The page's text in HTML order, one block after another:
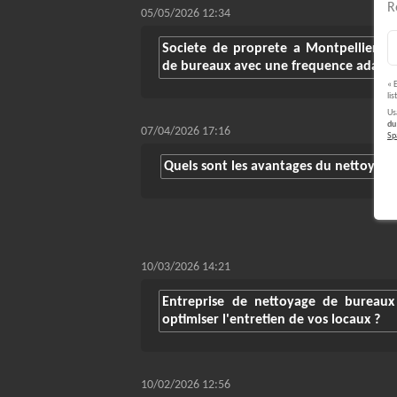
«
du
05/05/2026 12:34
Societe de proprete a Montpellier :
de bureaux avec une frequence
07/04/2026 17:16
Quels sont les avantages du
10/03/2026 14:21
Entreprise de nettoyage de
optimiser l'entretien de vos locaux ?
10/02/2026 12:56